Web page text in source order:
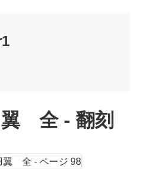
翼 全 - 翻刻